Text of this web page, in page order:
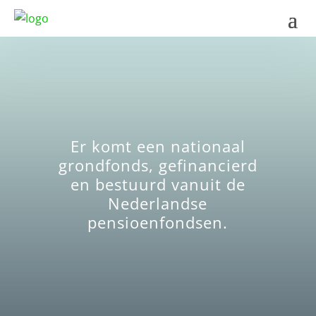
Er komt een nationaal
grondfonds, gefinancierd
en bestuurd vanuit de
Nederlandse
pensioenfondsen.